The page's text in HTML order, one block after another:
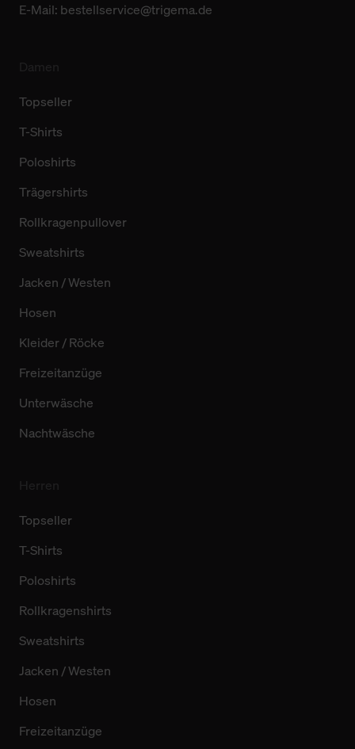
E-Mail: bestellservice@trigema.de
Topseller
T-Shirts
Poloshirts
Trägershirts
Rollkragenpullover
Sweatshirts
Jacken / Westen
Hosen
Kleider / Röcke
Freizeitanzüge
Unterwäsche
Nachtwäsche
Topseller
T-Shirts
Poloshirts
Rollkragenshirts
Sweatshirts
Jacken / Westen
Hosen
Freizeitanzüge